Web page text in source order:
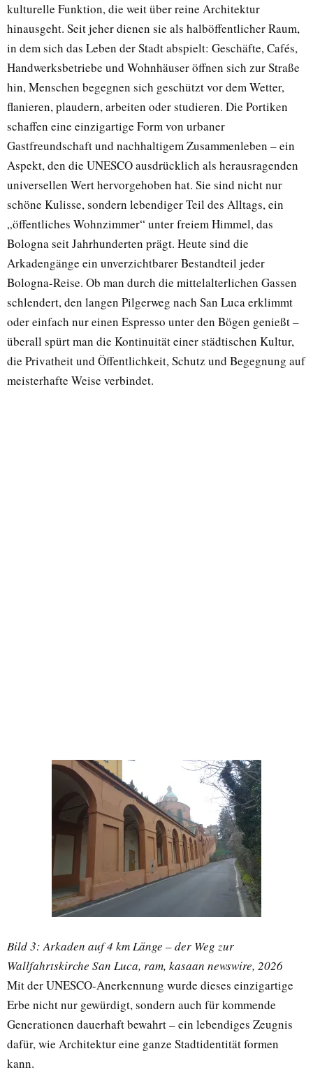
kulturelle Funktion, die weit über reine Architektur
hinausgeht. Seit jeher dienen sie als halböffentlicher Raum,
in dem sich das Leben der Stadt abspielt: Geschäfte, Cafés,
Handwerksbetriebe und Wohnhäuser öffnen sich zur Straße
hin, Menschen begegnen sich geschützt vor dem Wetter,
flanieren, plaudern, arbeiten oder studieren. Die Portiken
schaffen eine einzigartige Form von urbaner
Gastfreundschaft und nachhaltigem Zusammenleben – ein
Aspekt, den die UNESCO ausdrücklich als herausragenden
universellen Wert hervorgehoben hat. Sie sind nicht nur
schöne Kulisse, sondern lebendiger Teil des Alltags, ein
„öffentliches Wohnzimmer“ unter freiem Himmel, das
Bologna seit Jahrhunderten prägt. Heute sind die
Arkadengänge ein unverzichtbarer Bestandteil jeder
Bologna-Reise. Ob man durch die mittelalterlichen Gassen
schlendert, den langen Pilgerweg nach San Luca erklimmt
oder einfach nur einen Espresso unter den Bögen genießt –
überall spürt man die Kontinuität einer städtischen Kultur,
die Privatheit und Öffentlichkeit, Schutz und Begegnung auf
meisterhafte Weise verbindet.
Bild 3: Arkaden auf 4 km Länge – der Weg zur
Wallfahrtskirche San Luca, ram, kasaan newswire, 2026
Mit der UNESCO-Anerkennung wurde dieses einzigartige
Erbe nicht nur gewürdigt, sondern auch für kommende
Generationen dauerhaft bewahrt – ein lebendiges Zeugnis
dafür, wie Architektur eine ganze Stadtidentität formen
kann.